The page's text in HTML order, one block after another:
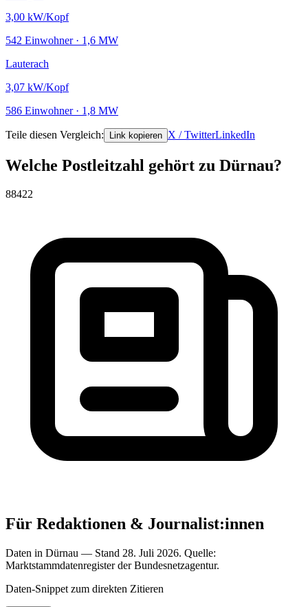
3,00 kW/Kopf
542 Einwohner · 1,6 MW
Lauterach
3,07 kW/Kopf
586 Einwohner · 1,8 MW
Teile diesen Vergleich: Link kopieren X / TwitterLinkedIn
Welche Postleitzahl gehört zu Dürnau?
88422
Für Redaktionen & Journalist:innen
Daten in Dürnau — Stand 28. Juli 2026. Quelle:
Marktstammdatenregister der Bundesnetzagentur.
Daten-Snippet zum direkten Zitieren